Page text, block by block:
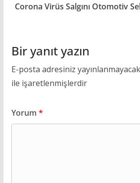
Corona Virüs Salgını Otomotiv
Bir yanıt yazın
E-posta adresiniz
ile işaretlenmişlerdir
Yorum *